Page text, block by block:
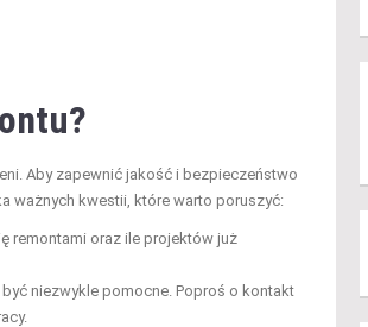
Aby zapewnić jakość i bezpieczeństwo
ważnych kwestii, które warto poruszyć:
remontami oraz ile projektów już
niezwykle pomocne. Poproś o kontakt